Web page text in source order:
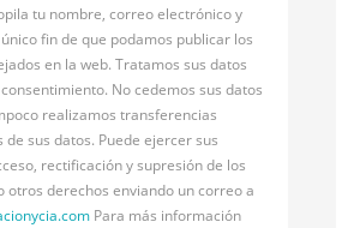
tu nombre, correo electrónico y
fin de que podamos publicar los
en la web. Tratamos sus datos
No cedemos sus datos
realizamos transferencias
sus datos. Puede ejercer sus
rectificación y supresión de los
otros derechos enviando un correo a
Para más información